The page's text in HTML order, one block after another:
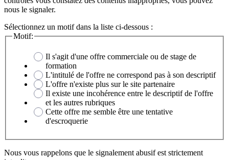
nous le signaler.
Sélectionnez un motif dans la liste ci-dessous :
Motif:
Il s'agit d'une offre commerciale ou de stage de
formation
L'intitulé de l'offre ne correspond pas à son descriptif
L'offre n'existe plus sur le site partenaire
Il existe une incohérence entre le descriptif de l'offre
et les autres rubriques
Cette offre me semble être une tentative
d'escroquerie
Nous vous rappelons que le signalement abusif est strictement